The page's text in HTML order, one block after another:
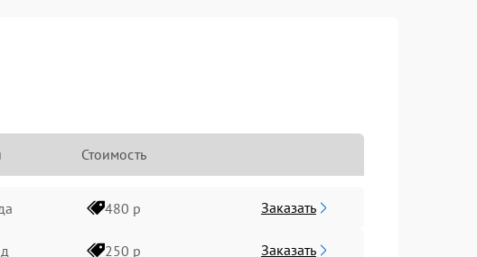
Стоимость
480 р Заказать
250 р Заказать